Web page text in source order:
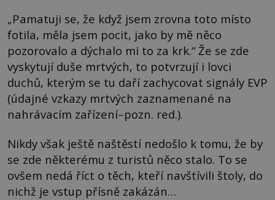
„Pamatuji se, že když jsem zrovna toto místo
fotila, měla jsem pocit, jako by mě něco
pozorovalo a dýchalo mi to za krk.“ Že se zde
vyskytují duše mrtvých, to potvrzují i lovci
duchů, kterým se tu daří zachycovat signály EVP
(údajné vzkazy mrtvých zaznamenané na
nahrávacím zařízení–pozn. red.).
Nikdy však ještě naštěstí nedošlo k tomu, že by
se zde některému z turistů něco stalo. To se
ovšem nedá říct o těch, kteří navštívili štoly, do
nichž je vstup přísně zakázán…